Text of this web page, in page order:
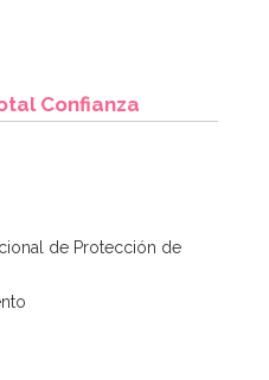
Confianza
de Protección de